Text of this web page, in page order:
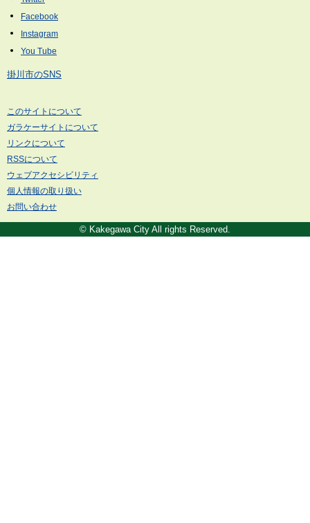
掛川市のSNS
このサイトについて
ガラケーサイトについて
リンクについて
RSSについて
ウェブアクセシビリティ
個人情報の取り扱い
お問い合わせ
© Kakegawa City All rights Reserved.